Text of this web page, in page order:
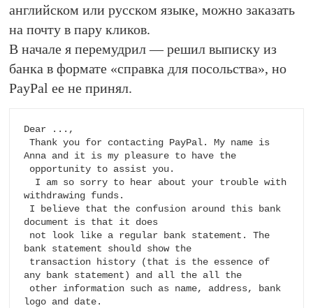
английском или русском языке, можно заказать
на почту в пару кликов.
В начале я перемудрил — решил выписку из
банка в формате «справка для посольства», но
PayPal ее не принял.
Dear ...,
Thank you for contacting PayPal. My name is
Anna and it is my pleasure to have the
withdrawing funds.
document is that it does
bank statement should show the
any bank statement) and all the all the
logo and date.